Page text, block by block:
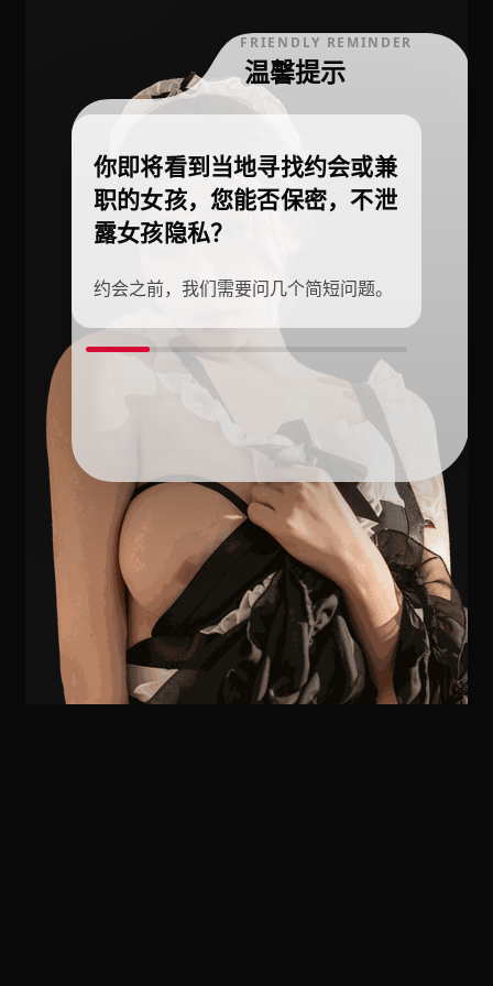
FRIENDLY REMINDER
温馨提示
你即将看到当地寻找约会或兼
职的女孩，您能否保密，不泄
露女孩隐私？
约会之前，我们需要问几个简短问题。